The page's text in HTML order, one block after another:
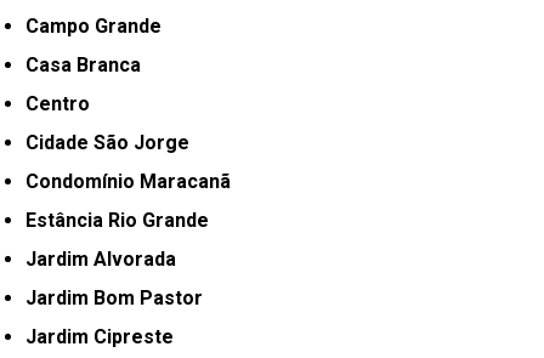
Campo Grande
Casa Branca
Centro
Cidade São Jorge
Condomínio Maracanã
Estância Rio Grande
Jardim Alvorada
Jardim Bom Pastor
Jardim Cipreste